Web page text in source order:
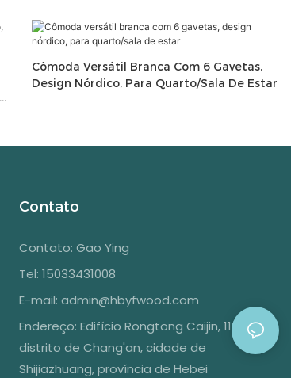
Cômoda Versátil Branca Com 6 Gavetas,
Design Nórdico, Para Quarto/sala De Estar
Contato
Contato: Gao Ying
Tel: 15033431008
E-mail: admin@hbyfwood.com
Endereço: Edifício Rongtong Caijin, 1108,
distrito de Chang'an, cidade de
Shijiazhuang, província de Hebei